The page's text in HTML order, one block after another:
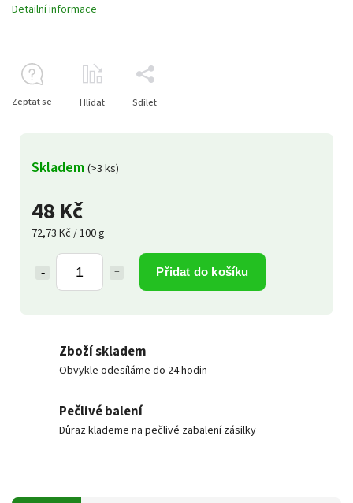
48 Kč
72,73 Kč / 100 g
Přidat do košíku
Skladem (>3 ks)
Detailní informace
Zeptat se Hlídat Sdílet
Zboží skladem
Obvykle odesíláme do 24 hodin
Pečlivé balení
Důraz klademe na pečlivé zabalení zásilky